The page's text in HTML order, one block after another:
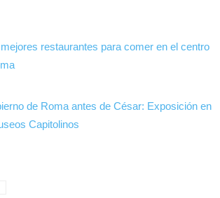
restaurantes para comer en el centro
de Roma antes de César: Exposición en
Capitolinos